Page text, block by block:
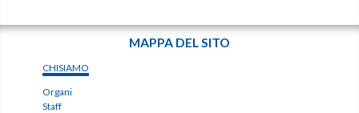
MAPPA DEL SITO
CHISIAMO
Organi
Staff